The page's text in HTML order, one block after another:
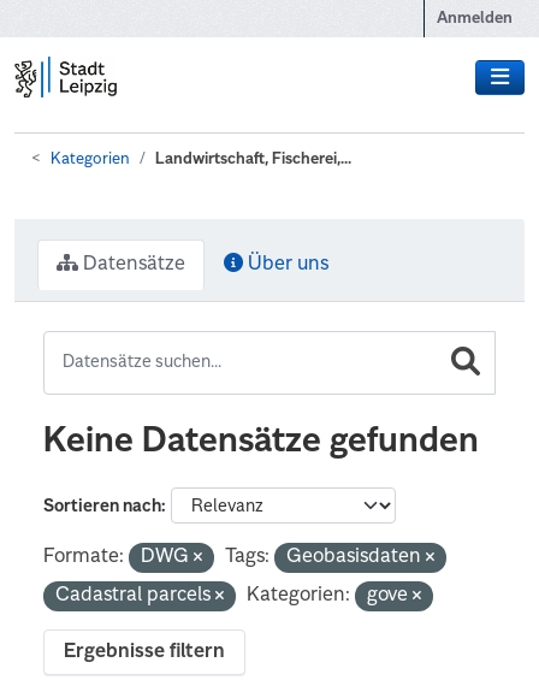
Anmelden
Kategorien Landwirtschaft, Fischerei,...
Datensätze Über uns
Keine Datensätze gefunden
Sortieren nach
Formate: DWG Tags:
Geobasisdaten
Cadastral parcels
Kategorien: gove
Ergebnisse filtern